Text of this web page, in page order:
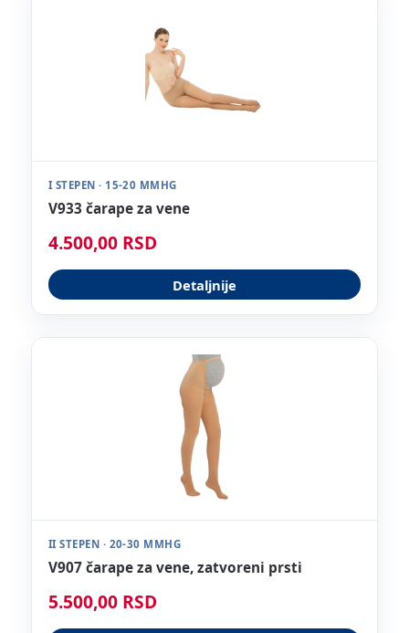
I STEPEN · 15-20 MMHG
V933 čarape za vene
4.500,00 RSD
Detaljnije
II STEPEN · 20-30 MMHG
V907 čarape za vene, zatvoreni prsti
5.500,00 RSD